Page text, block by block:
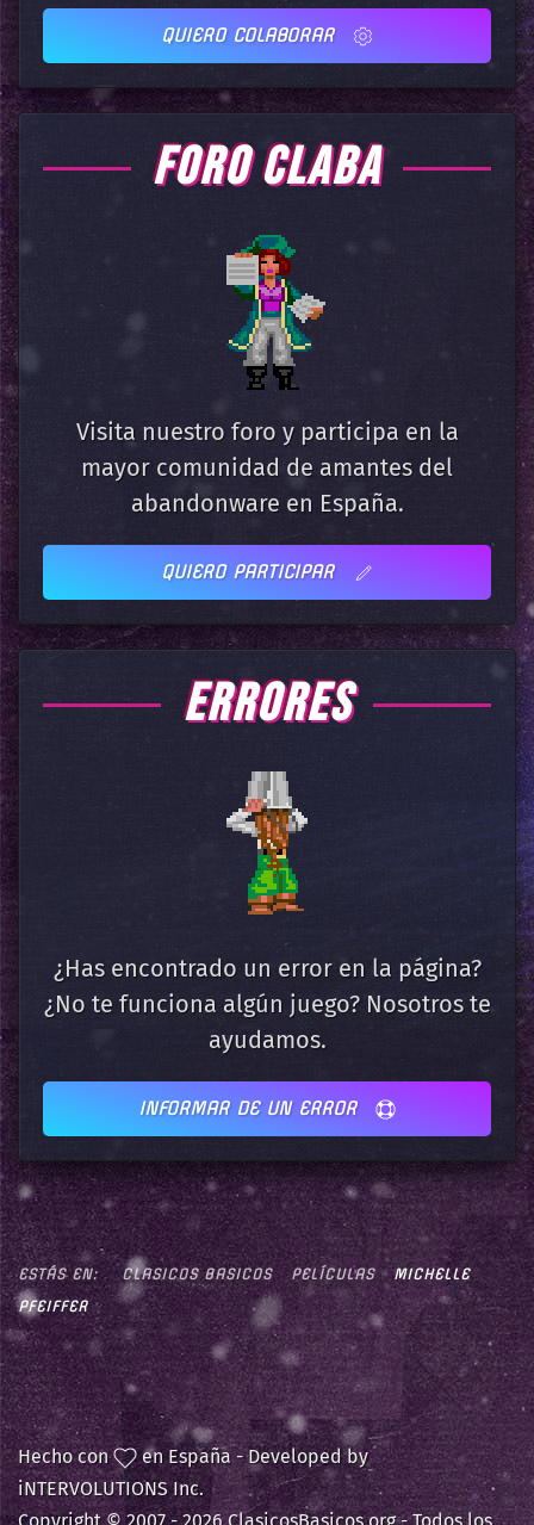
QUIERO COLABORAR
FORO CLABA
Visita nuestro foro y participa en la
mayor comunidad de amantes del
abandonware en España.
QUIERO PARTICIPAR
ERRORES
¿Has encontrado un error en la página?
¿No te funciona algún juego? Nosotros te
ayudamos.
INFORMAR DE UN ERROR
ESTÁS EN: CLASICOS BASICOS PELÍCULAS
MICHELLE
PFEIFFER
Hecho con
en España - Developed by
iNTERVOLUTIONS Inc.